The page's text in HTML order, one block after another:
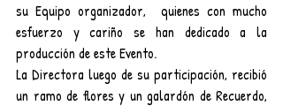
su Equipo organizador,  quienes con mucho
esfuerzo y cariño se han dedicado a la
producción de este Evento.
La Directora luego de su participación, recibió
un ramo de flores y un galardón de Recuerdo,